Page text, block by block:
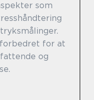
som
for at
og